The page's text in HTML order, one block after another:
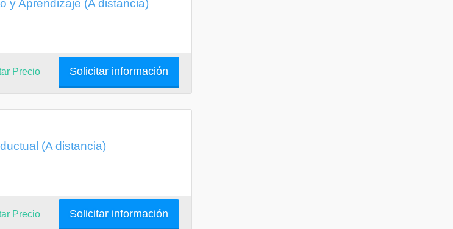
y Aprendizaje (A distancia)
Solicitar información
Precio
(A distancia)
Solicitar información
Precio